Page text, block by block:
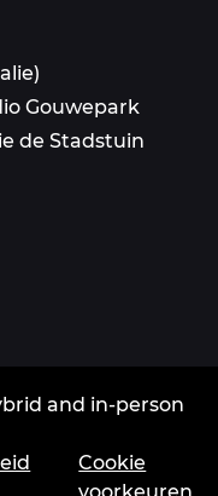
Gouwepark
de Stadstuin
and in-person
Cookie